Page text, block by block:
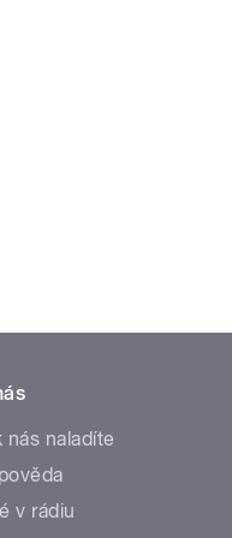
nás naladíte
v rádiu